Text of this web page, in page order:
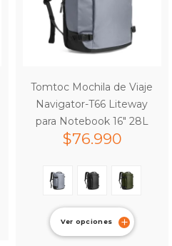
Tomtoc Mochila de Viaje
Navigator-T66 Liteway
para Notebook 16″ 28L
$76.990
Ver opciones